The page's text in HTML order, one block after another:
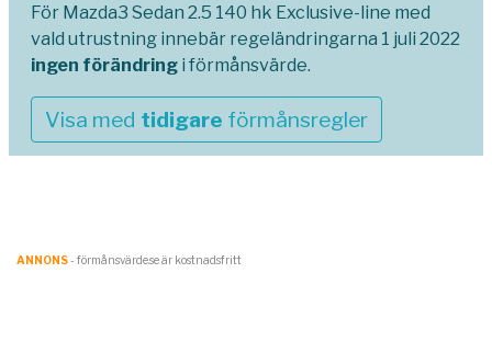
För Mazda3 Sedan 2.5 140 hk Exclusive-line med
vald utrustning innebär regeländringarna 1 juli 2022
ingen förändring i förmånsvärde.
Visa med tidigare förmånsregler
ANNONS- förmånsvärde.se är kostnadsfritt